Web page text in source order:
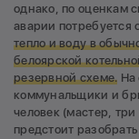
однако, по оценкам
аварии потребуется
тепло и воду в
белоярской
резервной схеме. На
коммунальщики и
человек (мастер,
предстоит